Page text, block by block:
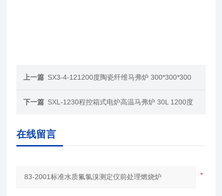
上一篇 SX3-4-121200度陶瓷纤维马弗炉 300*300*300
下一篇 SXL-1230程控箱式电炉高温马弗炉 30L 1200度
在线留言